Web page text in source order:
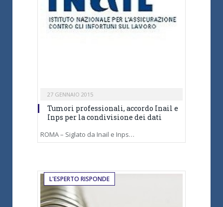
27 GENNAIO 2015
Tumori professionali, accordo Inail e
Inps per la condivisione dei dati
ROMA – Siglato da Inail e Inps…
L'ESPERTO RISPONDE